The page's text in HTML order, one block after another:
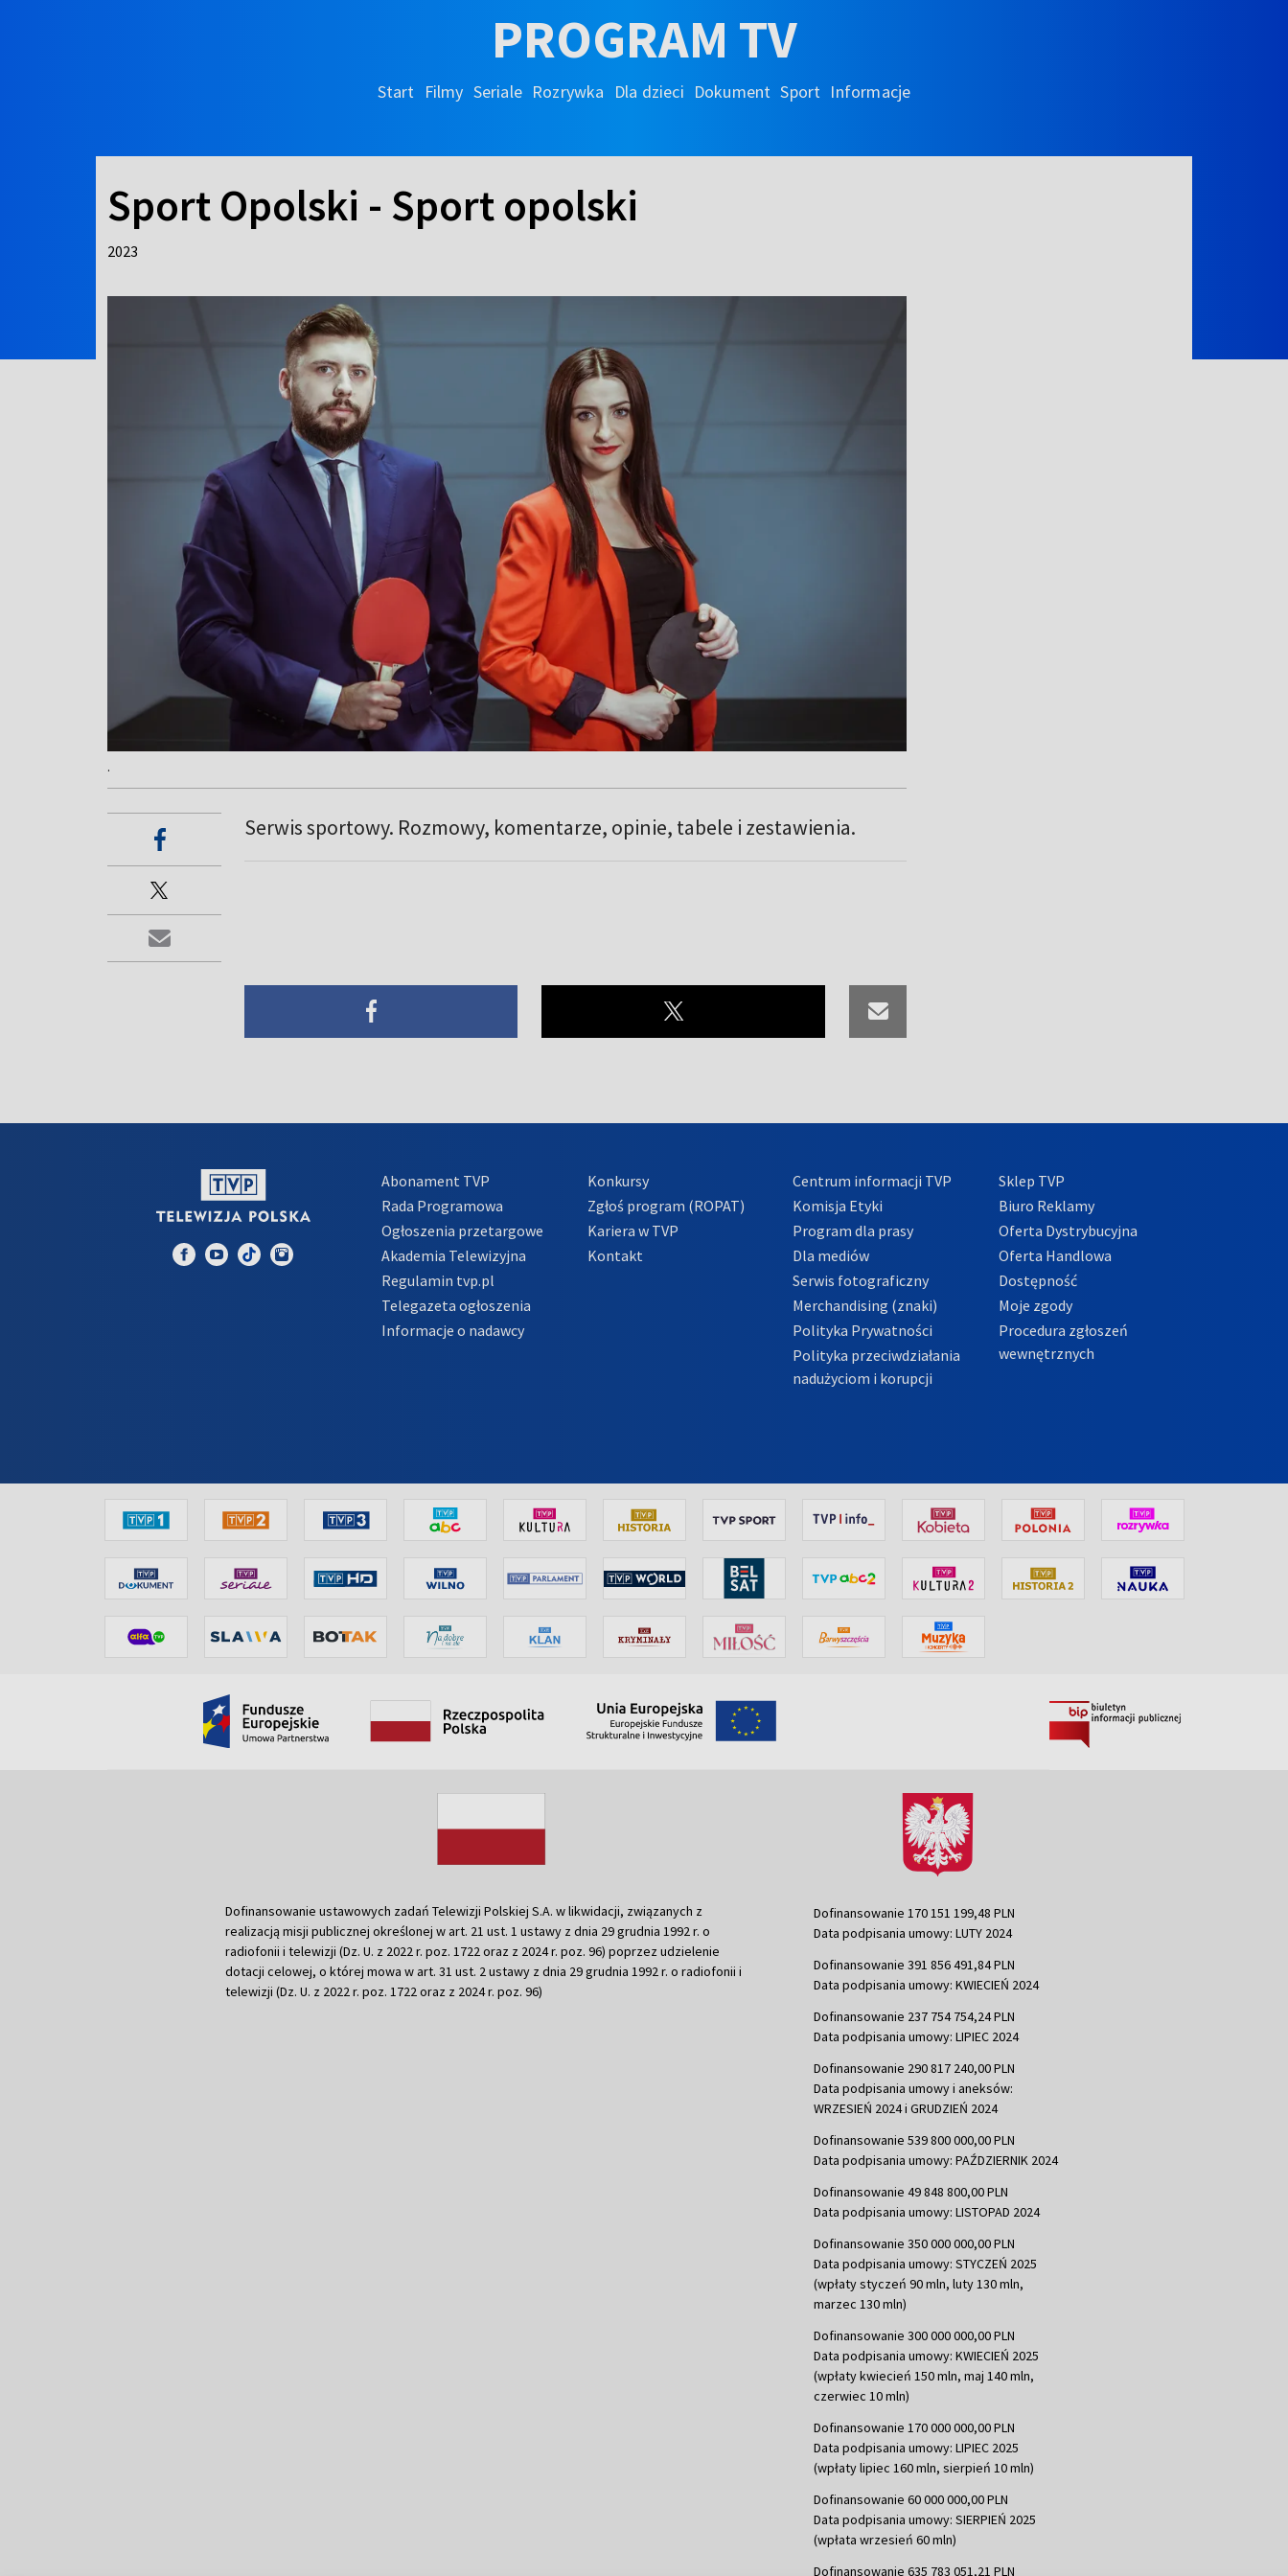
PROGRAM TV
Start Filmy Seriale Rozrywka Dla dzieci Dokument Sport Informacje
Sport Opolski - Sport opolski
2023
.
Serwis sportowy. Rozmowy, komentarze, opinie, tabele i zestawienia.
Abonament TVP
Rada Programowa
Ogłoszenia przetargowe
Akademia Telewizyjna
Regulamin tvp.pl
Telegazeta ogłoszenia
Informacje o nadawcy
Konkursy
Zgłoś program (ROPAT)
Kariera w TVP
Kontakt
Centrum informacji TVP
Komisja Etyki
Program dla prasy
Dla mediów
Serwis fotograficzny
Merchandising (znaki)
Polityka Prywatności
Polityka przeciwdziałania
nadużyciom i korupcji
Sklep TVP
Biuro Reklamy
Oferta Dystrybucyjna
Oferta Handlowa
Dostępność
Moje zgody
Procedura zgłoszeń
wewnętrznych
Dofinansowanie ustawowych zadań Telewizji Polskiej S.A. w likwidacji, związanych z
realizacją misji publicznej określonej w art. 21 ust. 1 ustawy z dnia 29 grudnia 1992 r. o
radiofonii i telewizji (Dz. U. z 2022 r. poz. 1722 oraz z 2024 r. poz. 96) poprzez udzielenie
dotacji celowej, o której mowa w art. 31 ust. 2 ustawy z dnia 29 grudnia 1992 r. o radiofonii i
telewizji (Dz. U. z 2022 r. poz. 1722 oraz z 2024 r. poz. 96)
Dofinansowanie 170 151 199,48 PLN
Data podpisania umowy: LUTY 2024
Dofinansowanie 391 856 491,84 PLN
Data podpisania umowy: KWIECIEŃ 2024
Dofinansowanie 237 754 754,24 PLN
Data podpisania umowy: LIPIEC 2024
Dofinansowanie 290 817 240,00 PLN
Data podpisania umowy i aneksów:
WRZESIEŃ 2024 i GRUDZIEŃ 2024
Dofinansowanie 539 800 000,00 PLN
Data podpisania umowy: PAŹDZIERNIK 2024
Dofinansowanie 49 848 800,00 PLN
Data podpisania umowy: LISTOPAD 2024
Dofinansowanie 350 000 000,00 PLN
Data podpisania umowy: STYCZEŃ 2025
(wpłaty styczeń 90 mln, luty 130 mln,
marzec 130 mln)
Dofinansowanie 300 000 000,00 PLN
Data podpisania umowy: KWIECIEŃ 2025
(wpłaty kwiecień 150 mln, maj 140 mln,
czerwiec 10 mln)
Dofinansowanie 170 000 000,00 PLN
Data podpisania umowy: LIPIEC 2025
(wpłaty lipiec 160 mln, sierpień 10 mln)
Dofinansowanie 60 000 000,00 PLN
Data podpisania umowy: SIERPIEŃ 2025
(wpłata wrzesień 60 mln)
Dofinansowanie 635 783 051,21 PLN